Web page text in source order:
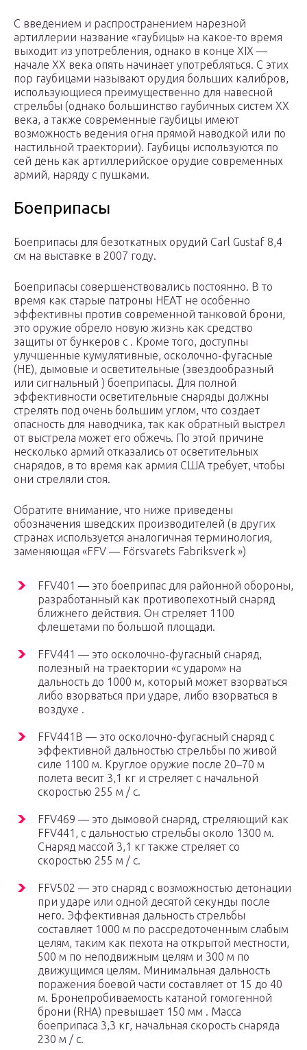
С введением и распространением нарезной
артиллерии название «гаубицы» на какое-то время
выходит из употребления, однако в конце XIX —
начале XX века опять начинает употребляться. С этих
пор гаубицами называют орудия больших калибров,
использующиеся преимущественно для навесной
стрельбы (однако большинство гаубичных систем XX
века, а также современные гаубицы имеют
возможность ведения огня прямой наводкой или по
настильной траектории). Гаубицы используются по
сей день как артиллерийское орудие современных
армий, наряду с пушками.
Боеприпасы
Боеприпасы для безоткатных орудий Carl Gustaf 8,4
см на выставке в 2007 году.
Боеприпасы совершенствовались постоянно. В то
время как старые патроны HEAT не особенно
эффективны против современной танковой брони,
это оружие обрело новую жизнь как средство
защиты от бункеров с . Кроме того, доступны
улучшенные кумулятивные, осколочно-фугасные
(HE), дымовые и осветительные (звездообразный
или сигнальный ) боеприпасы. Для полной
эффективности осветительные снаряды должны
стрелять под очень большим углом, что создает
опасность для наводчика, так как обратный выстрел
от выстрела может его обжечь. По этой причине
несколько армий отказались от осветительных
снарядов, в то время как армия США требует, чтобы
они стреляли стоя.
Обратите внимание, что ниже приведены
обозначения шведских производителей (в других
странах используется аналогичная терминология,
заменяющая «FFV — Försvarets Fabriksverk »)
FFV401 — это боеприпас для районной обороны,
разработанный как противопехотный снаряд
ближнего действия. Он стреляет 1100
флешетами по большой площади.
FFV441 — это осколочно-фугасный снаряд,
полезный на траектории «с ударом» на
дальность до 1000 м, который может взорваться
либо взорваться при ударе, либо взорваться в
воздухе .
FFV441B — это осколочно-фугасный снаряд с
эффективной дальностью стрельбы по живой
силе 1100 м. Круглое оружие после 20–70 м
полета весит 3,1 кг и стреляет с начальной
скоростью 255 м / с.
FFV469 — это дымовой снаряд, стреляющий как
FFV441, с дальностью стрельбы около 1300 м.
Снаряд массой 3,1 кг также стреляет со
скоростью 255 м / с.
FFV502 — это снаряд с возможностью детонации
при ударе или одной десятой секунды после
него. Эффективная дальность стрельбы
составляет 1000 м по рассредоточенным слабым
целям, таким как пехота на открытой местности,
500 м по неподвижным целям и 300 м по
движущимся целям. Минимальная дальность
поражения боевой части составляет от 15 до 40
м. Бронепробиваемость катаной гомогенной
брони (RHA) превышает 150 мм . Масса
боеприпаса 3,3 кг, начальная скорость снаряда
230 м / с.